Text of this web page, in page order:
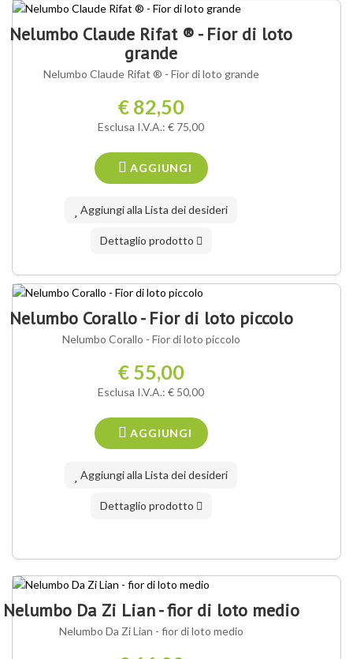
NOSTRA VARIETÀ ®
Nelumbo Claude Rifat ® - Fior di loto
grande
Nelumbo Claude Rifat ® - Fior di loto grande
€ 82,50
Esclusa I.V.A.: € 75,00
AGGIUNGI
Aggiungi alla Lista dei desideri
Dettaglio prodotto
NOSTRA VARIETÀ ®
Nelumbo Corallo - Fior di loto piccolo
Nelumbo Corallo - Fior di loto piccolo
€ 55,00
Esclusa I.V.A.: € 50,00
AGGIUNGI
Aggiungi alla Lista dei desideri
Dettaglio prodotto
Nelumbo Da Zi Lian - fior di loto medio
Nelumbo Da Zi Lian - fior di loto medio